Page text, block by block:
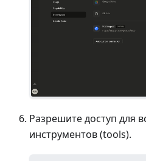
Разрешите доступ для
инструментов (tools).